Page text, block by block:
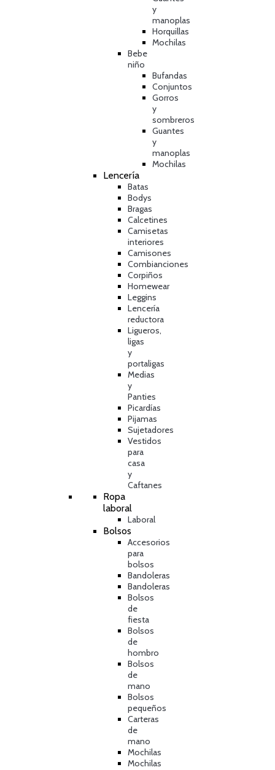
y
manoplas
Horquillas
Mochilas
Bebe
niño
Bufandas
Conjuntos
Gorros
y
sombreros
Guantes
y
manoplas
Mochilas
Lencería
Batas
Bodys
Bragas
Calcetines
Camisetas
interiores
Camisones
Combianciones
Corpiños
Homewear
Leggins
Lencería
reductora
Ligueros,
ligas
y
portaligas
Medias
y
Panties
Picardías
Pijamas
Sujetadores
Vestidos
para
casa
y
Caftanes
Ropa
laboral
Laboral
Bolsos
Accesorios
para
bolsos
Bandoleras
Bandoleras
Bolsos
de
fiesta
Bolsos
de
hombro
Bolsos
de
mano
Bolsos
pequeños
Carteras
de
mano
Mochilas
Mochilas